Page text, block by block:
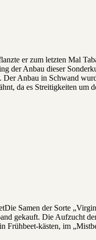
er zum letzten Mal
der Anbau dieser
Der Anbau in Schwand
da es Streitigkeiten um
Die Samen der Sorte
gekauft. Die Aufzucht
Frühbeet-kästen, im